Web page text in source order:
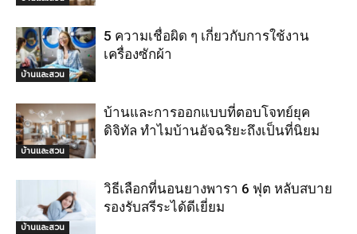
บ้านและสวน
5 ความเชื่อผิด ๆ เกี่ยวกับการใช้งาน
เครื่องซักผ้า
บ้านและสวน
บ้านและการออกแบบที่ตอบโจทย์ยุค
ดิจิทัล ทำไมบ้านอัจฉริยะถึงเป็นที่นิยม
บ้านและสวน
วิธีเลือกที่นอนยางพารา 6 ฟุต หลับสบาย
รองรับสรีระได้ดีเยี่ยม